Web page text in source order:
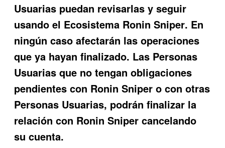
Usuarias puedan revisarlas y seguir
usando el Ecosistema Ronin Sniper. En
ningún caso afectarán las operaciones
que ya hayan finalizado. Las Personas
Usuarias que no tengan obligaciones
pendientes con Ronin Sniper o con otras
Personas Usuarias, podrán finalizar la
relación con Ronin Sniper cancelando
su cuenta.